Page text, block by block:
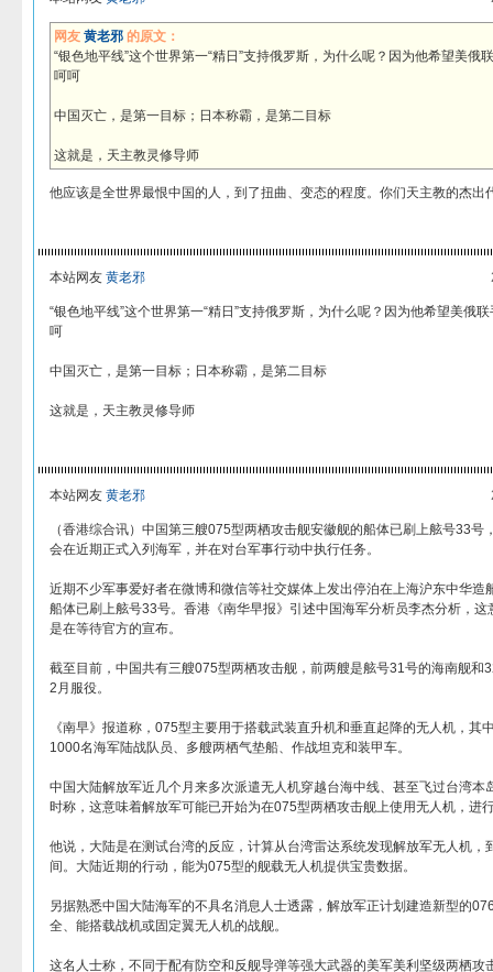
网友 黄老邪的原文：
“银色地平线”这个世界第一“精日”支持俄罗斯，为什么呢？因为他希望美俄
呵呵
中国灭亡，是第一目标；日本称霸，是第二目标
这就是，天主教灵修导师
他应该是全世界最恨中国的人，到了扭曲、变态的程度。你们天主教的杰出
本站网友 黄老邪
“银色地平线”这个世界第一“精日”支持俄罗斯，为什么呢？因为他希望美俄
呵
中国灭亡，是第一目标；日本称霸，是第二目标
这就是，天主教灵修导师
本站网友 黄老邪
（香港综合讯）中国第三艘075型两栖攻击舰安徽舰的船体已刷上舷号33号
会在近期正式入列海军，并在对台军事行动中执行任务。
近期不少军事爱好者在微博和微信等社交媒体上发出停泊在上海沪东中华造
船体已刷上舷号33号。香港《南华早报》引述中国海军分析员李杰分析，
是在等待官方的宣布。
截至目前，中国共有三艘075型两栖攻击舰，前两艘是舷号31号的海南舰和
2月服役。
《南早》报道称，075型主要用于搭载武装直升机和垂直起降的无人机，其
1000名海军陆战队员、多艘两栖气垫船、作战坦克和装甲车。
中国大陆解放军近几个月来多次派遣无人机穿越台海中线、甚至飞过台湾本
时称，这意味着解放军可能已开始为在075型两栖攻击舰上使用无人机，进
他说，大陆是在测试台湾的反应，计算从台湾雷达系统发现解放军无人机，
间。大陆近期的行动，能为075型的舰载无人机提供宝贵数据。
另据熟悉中国大陆海军的不具名消息人士透露，解放军正计划建造新型的
全、能搭载战机或固定翼无人机的战舰。
这名人士称，不同于配有防空和反舰导弹等强大武器的美军美利坚级两栖攻